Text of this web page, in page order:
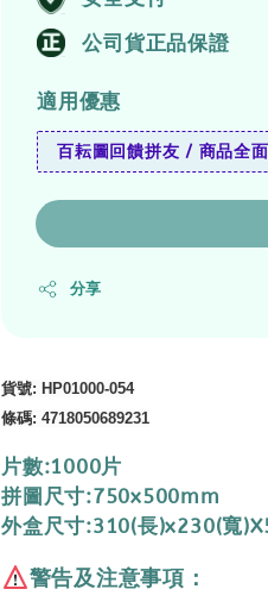
公司貨正品保證
適用優惠
百耘圖回饋拼友 / 商品全
分享
貨號: HP01000-054
條碼: 4718050689231
片數:1000片
拼圖尺寸:750x500mm
外盒尺寸:310(長)x230(寬
警告及注意事項：